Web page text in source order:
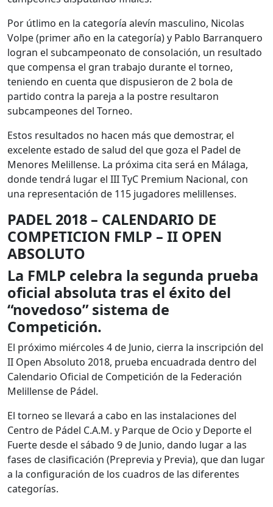
Por útlimo en la categoría alevín masculino, Nicolas
Volpe (primer año en la categoría) y Pablo Barranquero
logran el subcampeonato de consolación, un resultado
que compensa el gran trabajo durante el torneo,
teniendo en cuenta que dispusieron de 2 bola de
partido contra la pareja a la postre resultaron
subcampeones del Torneo.
Estos resultados no hacen más que demostrar, el
excelente estado de salud del que goza el Padel de
Menores Melillense. La próxima cita será en Málaga,
donde tendrá lugar el III TyC Premium Nacional, con
una representación de 115 jugadores melillenses.
PADEL 2018 – CALENDARIO DE
COMPETICION FMLP – II OPEN
ABSOLUTO
La FMLP celebra la segunda prueba
oficial absoluta tras el éxito del
“novedoso” sistema de
Competición.
El próximo miércoles 4 de Junio, cierra la inscripción del
II Open Absoluto 2018, prueba encuadrada dentro del
Calendario Oficial de Competición de la Federación
Melillense de Pádel.
El torneo se llevará a cabo en las instalaciones del
Centro de Pádel C.A.M. y Parque de Ocio y Deporte el
Fuerte desde el sábado 9 de Junio, dando lugar a las
fases de clasificación (Preprevia y Previa), que dan lugar
a la configuración de los cuadros de las diferentes
categorías.